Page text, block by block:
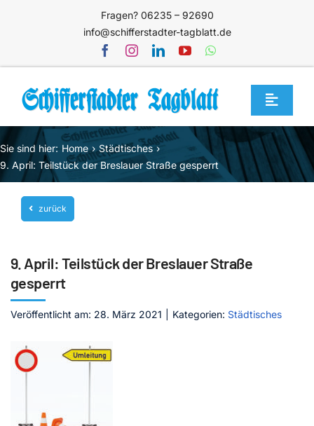
Fragen? 06235 – 92690
info@schifferstadter-tagblatt.de
Toggle
Home
Themen
Blog
Unternehmen
Mediathek
Jetzt abonnieren
Sie sind hier: Home
Städtisches
9. April: Teilstück der Breslauer Straße gesperrt
zurück
9. April: Teilstück der Breslauer Straße
gesperrt
Veröffentlicht am: 28. März 2021 Kategorien: Städtisches